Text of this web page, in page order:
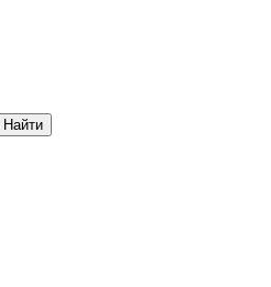
Найти